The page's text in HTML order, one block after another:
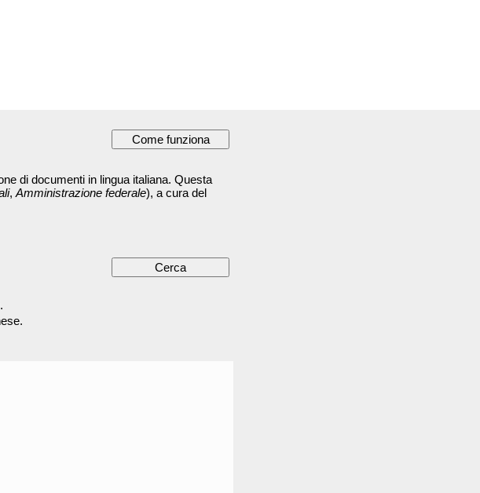
di documenti in lingua italiana. Questa
, Amministrazione federale), a cura del